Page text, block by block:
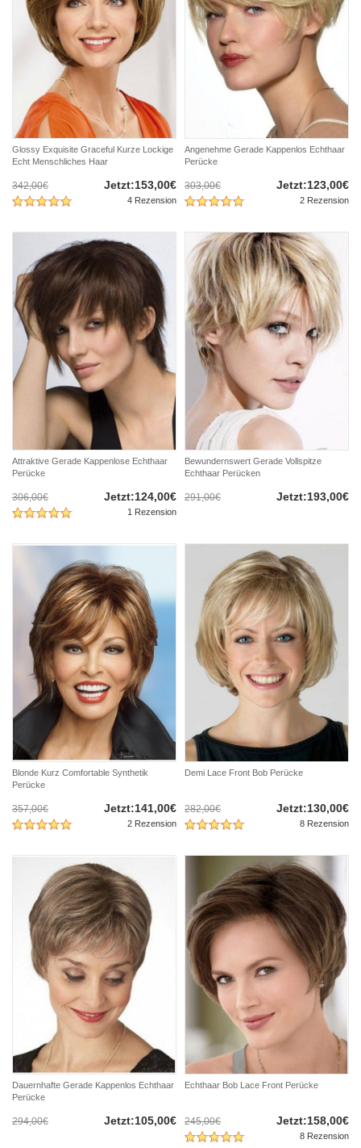
Glossy Exquisite Graceful Kurze Lockige
Echt Menschliches Haar
342,00€ Jetzt:153,00€
4 Rezension
Angenehme Gerade Kappenlos Echthaar
Perücke
303,00€ Jetzt:123,00€
2 Rezension
Attraktive Gerade Kappenlose Echthaar
Perücke
306,00€ Jetzt:124,00€
1 Rezension
Bewundernswert Gerade Vollspitze
Echthaar Perücken
291,00€ Jetzt:193,00€
Blonde Kurz Comfortable Synthetik
Perücke
357,00€ Jetzt:141,00€
2 Rezension
Demi Lace Front Bob Perücke
282,00€ Jetzt:130,00€
8 Rezension
Dauernhafte Gerade Kappenlos Echthaar
Perücke
294,00€ Jetzt:105,00€
Echthaar Bob Lace Front Perücke
245,00€ Jetzt:158,00€
8 Rezension